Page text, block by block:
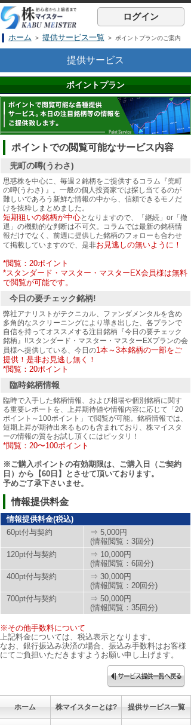
ログイン
ホーム > 提供サービス一覧 > ポイントプランのご案内
提供サービス
ポイントプラン
ポイントでの閲覧可能なサービス内容
兜町の噂(うわさ)
思惑株を中心に、毎週２銘柄をご提供するコラム『兜町
の噂(うわさ) 』。一般の個人投資家では探し当てるのが
難しいであろう新鮮な情報の中から、信頼できるモノだ
けを抜粋しまとめました。
短期狙いの銘柄が中心となりますので、「継続」or「撤
退」の機動的な判断は不可欠。コラムでは最新の銘柄情
報だけでなく、前週に提供した銘柄のフォローも合わせ
て掲載していますので、是非お見逃しの無いように！
*閲覧：20ポイント
*スタンダード・マスター・マスターEX会員様は無料
で閲覧が可能です。
今日の要チェック銘柄!
弊社アナリストがテクニカル、ファンダメンタルを含め
多角的なスクリーニングにより導き出した、各プランで
自信を持ってオススメする注目銘柄『今日の要チェック
銘柄』!!スタンダード・マスター・マスターEXプランの会
員様へ提供している、今日の1本～3本銘柄の一部をご
提供！是非お見逃し無く！
*閲覧：20ポイント
臨時銘柄情報
臨時で入手した銘柄情報、および相場や個別銘柄に関す
る重要レポートを、上昇期待値や情報内容に応じて「20
ポイント～100ポイント」で閲覧が可能。銘柄情報では、
短期上昇が期待出来るものも含まれており、株マイスタ
ーの情報の質をお試し頂くにはピッタリ！
*閲覧：20〜100ポイント
※ご購入ポイントの有効期限は、ご購入日（ご契約
日）から【60日】とさせて頂いております。
予めご了承下さいませ。
情報提供料金
情報提供料金(税込)
60pt付与契約
⇒ 5,000円
(情報閲覧：3回分)
120pt付与契約
⇒ 10,000円
(情報閲覧：6回分)
400pt付与契約
⇒ 30,000円
(情報閲覧：20回分)
700pt付与契約
⇒ 50,000円
(情報閲覧：35回分)
※その他手数料について
上記料金については、税込表示となります。
なお、銀行振込み決済の場合、振込み手数料はお客様
にてご負担いただきますようお願い申し上げます。
ホーム 株マイスターとは? 提供サービス一覧